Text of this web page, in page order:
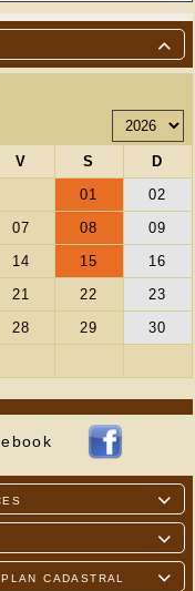




cadastral